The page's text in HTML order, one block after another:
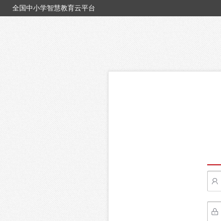
全国中小学智慧教育云平台